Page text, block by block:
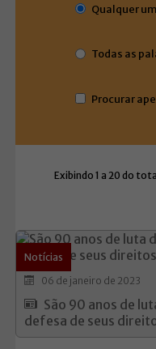
Qualquer
Todas as
Procurar
Exibindo 1 a 20 do
Notícias
06 de janeiro de 2023
São 90 anos de
defesa de seus